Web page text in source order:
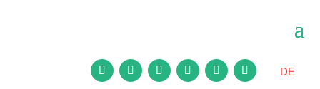
DE